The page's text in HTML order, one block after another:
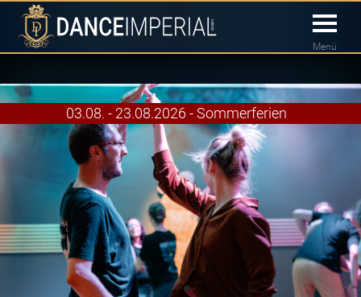
Menü
03.08. - 23.08.2026 - Sommerferien